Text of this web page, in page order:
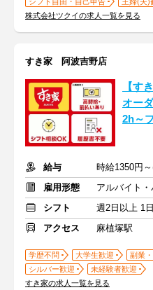
株式会社ツクイの求人一覧を見る
すき家 阿波吉野店
【す
オー
2h～
給与
時給1350円
雇用形態
アルバイト・
シフト
週2日以上 1
アクセス
麻植塚駅
学歴不問 大学生歓迎
副業
シルバー歓迎
未経験者歓迎
すき家の求人一覧を見る